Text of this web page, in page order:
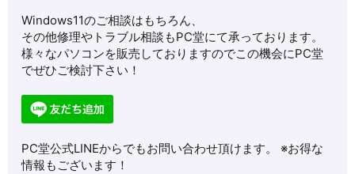
Windows11のご相談はもちろん、
その他修理やトラブル相談もPC堂にて承っております。
様々なパソコンを販売しておりますのでこの機会にPC堂
でぜひご検討下さい！
PC堂公式LINEからでもお問い合わせ頂けます。 ※お得な
情報もございます！